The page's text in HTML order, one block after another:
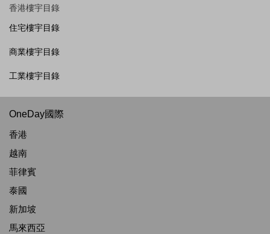
香港樓宇目錄
住宅樓宇目錄
商業樓宇目錄
工業樓宇目錄
OneDay國際
香港
越南
菲律賓
泰國
新加坡
馬來西亞